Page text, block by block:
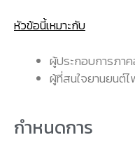
หัวข้อนี้เหมาะกับ
ผู้ประกอบการภา
ผู้ที่สนใจยานยนต์
กำหนดการ